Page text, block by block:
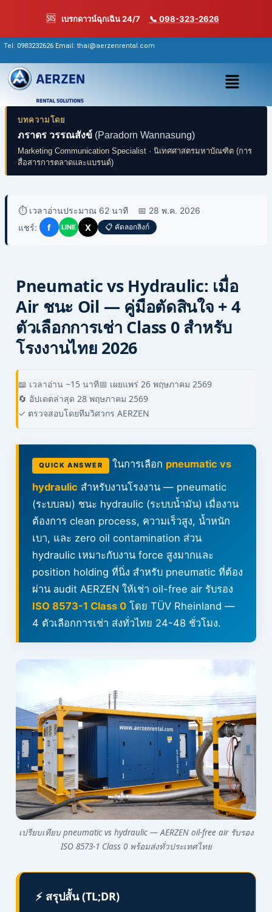
🆘 เบรกดาวน์ฉุกเฉิน 24/7 📞 098-323-2626
content
Tel: 0983232626 Email: thai@aerzenrental.com
เมนู
บทความโดย
ภราดร วรรณสังข์ (Paradorn Wannasung)
Marketing Communication Specialist · นิเทศศาสตรมหาบัณฑิต (การ
สื่อสารการตลาดและแบรนด์)
⏱️ เวลาอ่านประมาณ 62 นาที
📅 28 พ.ค. 2026
แชร์:
f LINE X 📋 คัดลอกลิงก์
Pneumatic vs Hydraulic: เมื่อ
Air ชนะ Oil — คู่มือตัดสินใจ + 4
ตัวเลือกการเช่า Class 0 สำหรับ
โรงงานไทย 2026
📖 เวลาอ่าน ~15 นาที📅 เผยแพร่ 26 พฤษภาคม 2569
🔄 อัปเดตล่าสุด 28 พฤษภาคม 2569
✓ ตรวจสอบโดยทีมวิศวกร AERZEN
QUICK ANSWER ในการเลือก pneumatic vs
hydraulic สำหรับงานโรงงาน — pneumatic
(ระบบลม) ชนะ hydraulic (ระบบน้ำมัน) เมื่องาน
ต้องการ clean process, ความเร็วสูง, น้ำหนัก
เบา, และ zero oil contamination ส่วน
hydraulic เหมาะกับงาน force สูงมากและ
position holding ที่นิ่ง สำหรับ pneumatic ที่ต้อง
ผ่าน audit AERZEN ให้เช่า oil-free air รับรอง
ISO 8573-1 Class 0โดย TÜV Rheinland —
4 ตัวเลือกการเช่า ส่งทั่วไทย 24-48 ชั่วโมง.
เปรียบเทียบ pneumatic vs hydraulic — AERZEN oil-free air รับรอง
ISO 8573-1 Class 0 พร้อมส่งทั่วประเทศไทย
⚡ สรุปสั้น (TL;DR)